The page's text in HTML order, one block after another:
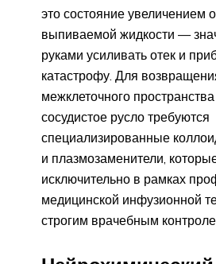
это состояние увеличением
выпиваемой жидкости —
руками усиливать отек и
катастрофу. Для
межклеточного
сосудистое русло требуются
специализированные
и плазмозаменители,
исключительно в рамках
медицинской инфузионной
строгим врачебным